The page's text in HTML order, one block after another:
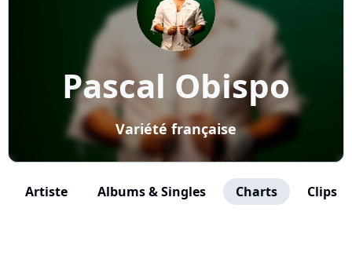
Pascal Obispo
Variété française
Artiste Albums & Singles Charts Clips